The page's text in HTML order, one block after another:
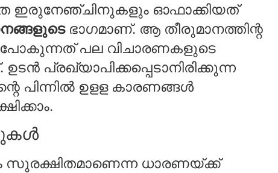
ഇരുനേഞ്ചിനുകളും ഓഫാക്കിയത്
ഭാഗമാണ്. ആ തീരുമാനത്തിന്റ
പല വിചാരണകളുടെ
പ്രഖ്യാപിക്കപ്പെടാനിരിക്കുന്ന
പിന്നിൽ ഉളള കാരണങ്ങൾ
സുരക്ഷിതമാണെന്ന ധാരണയ്ക്ക്